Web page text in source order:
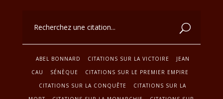
ABEL BONNARD CITATIONS SUR LA VICTOIRE
JEAN
CAU
SÉNÈQUE
CITATIONS SUR LE PREMIER EMPIRE
CITATIONS SUR LA CONQUÊTE
CITATIONS SUR LA